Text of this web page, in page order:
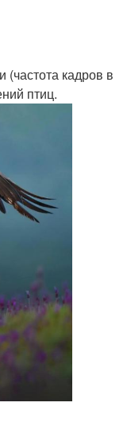
(частота кадров в
птиц.